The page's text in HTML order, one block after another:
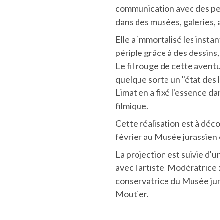
communication avec des
dans des musées, galeries,
Elle a immortalisé les
périple grâce à des
Le fil rouge de cette
quelque sorte un "état des
Limat en a fixé l'essence
filmique.
Cette réalisation est à
février au Musée
La projection est suivie
avec l'artiste. Modératrice
conservatrice du Musée
Moutier.